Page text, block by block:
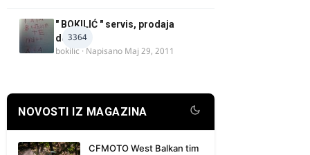
3364
" BOKILIĆ " servis, prodaja
delova
bokilic · Napisano Maj 29, 2011
NOVOSTI IZ MAGAZINA
CFMOTO West Balkan tim